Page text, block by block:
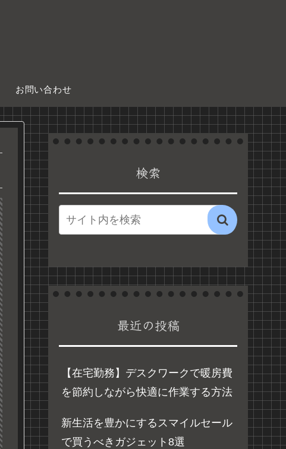
お問い合わせ
検索
最近の投稿
【在宅勤務】デスクワークで暖房費
を節約しながら快適に作業する方法
新生活を豊かにするスマイルセール
で買うべきガジェット8選